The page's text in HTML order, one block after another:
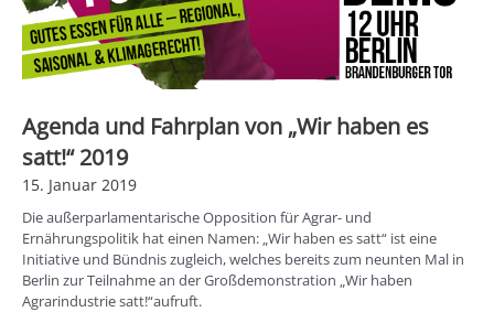
Agenda und Fahrplan von „Wir haben es
satt!“ 2019
15. Januar 2019
Die außerparlamentarische Opposition für Agrar- und
Ernährungspolitik hat einen Namen: „Wir haben es satt“ ist eine
Initiative und Bündnis zugleich, welches bereits zum neunten Mal in
Berlin zur Teilnahme an der Großdemonstration „Wir haben
Agrarindustrie satt!“aufruft.